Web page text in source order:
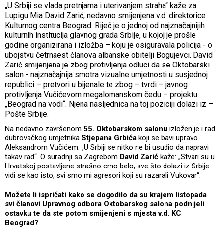
„U Srbiji se vlada pretnjama i uterivanjem straha“ kaže za
Lupigu Mia David Zarić, nedavno smijenjena v.d. direktorice
Kulturnog centra Beograd. Riječ je o jednoj od najznačajnijih
kulturnih institucija glavnog grada Srbije, u kojoj je prošle
godine organizirana i izložba – koju je osiguravala policija - o
ubojstvu četrnaest članova albanske obitelji Bogujevci. David
Zarić smijenjena je zbog protivljenja odluci da se Oktobarski
salon - najznačajnija smotra vizualne umjetnosti u susjednoj
republici – pretvori u bijenale te zbog – tvrdi – javnog
protivljenja Vučićevom megalomanskom čedu – projektu
„Beograd na vodi“. Njena nasljednica na toj poziciji dolazi iz –
Pošte Srbije.
Na nedavno završenom 55. Oktobarskom salonu izložen je i rad
dubrovačkog umjetnika Stjepana Grbića koji se bavi upravo
Aleksandrom Vučićem: „U Srbiji se nitko ne bi usudio da napravi
takav rad“. O suradnji sa Zagrebom David Zarić kaže: „Stvari su u
Hrvatskoj postavljene strašno crno belo, sve što dolazi iz Srbije
vidi se kao isto, svi smo mi agresori koji su razarali Vukovar“.
Možete li ispričati kako se dogodilo da su krajem listopada
svi članovi Upravnog odbora Oktobarskog salona podnijeli
ostavku te da ste potom smijenjeni s mjesta v.d. KC
Beograd?